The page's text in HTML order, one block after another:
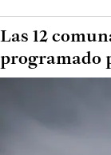
Las 12
programado